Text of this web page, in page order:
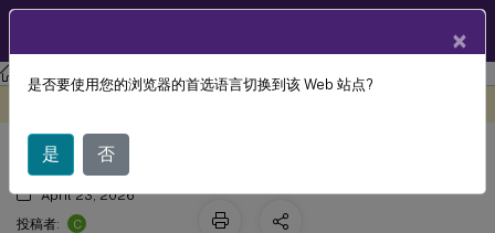
许可 许可 11.17.2 版本 52100
设置
April 23, 2026
投稿者:
C
×
是否要使用您的浏览器的首选语言切换到该 Web 站点?
是 否